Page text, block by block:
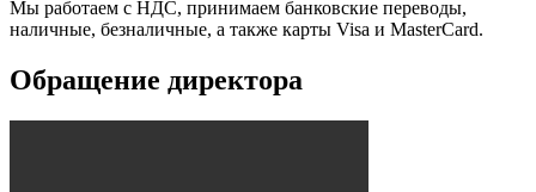
Мы работаем с НДС, принимаем банковские переводы,
наличные, безналичные, а также карты Visa и MasterCard.
Обращение директора